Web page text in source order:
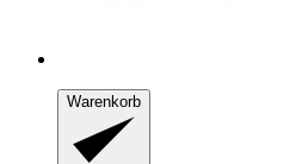
Warenkorb